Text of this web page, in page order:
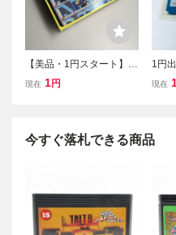
【美品・1円スタート】フ
ァミコンソフト エレベ
現在 1円
1円
ッハ
現在
今すぐ落札できる商品